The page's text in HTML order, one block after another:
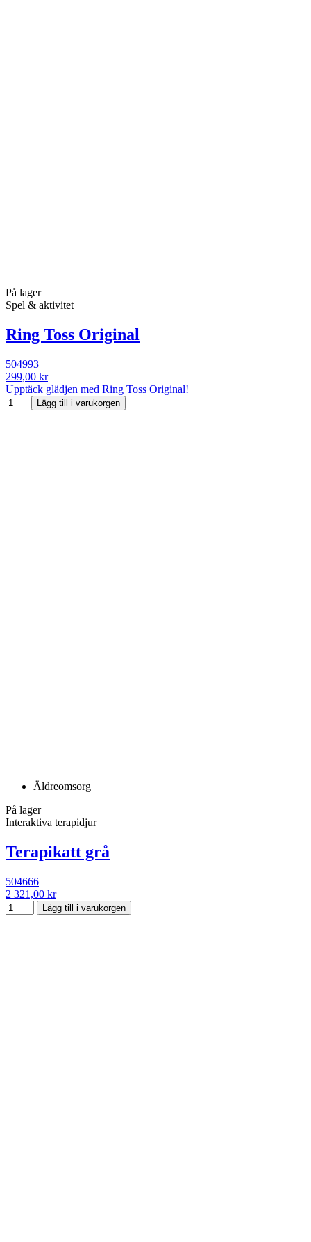
På lager
Spel & aktivitet
Ring Toss Original
504993
299,00 kr
Upptäck glädjen med Ring Toss Original!
Lägg till i varukorgen
Äldreomsorg
På lager
Interaktiva terapidjur
Terapikatt grå
504666
2 321,00 kr
Lägg till i varukorgen